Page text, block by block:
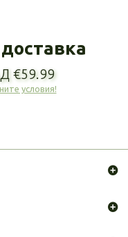
€59.99
условия!